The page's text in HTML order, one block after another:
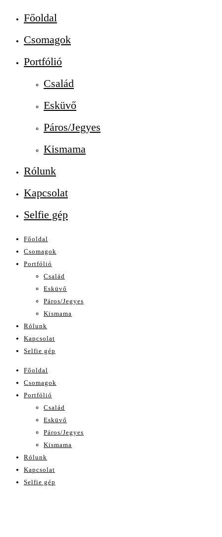
Főoldal
Csomagok
Portfólió
Család
Esküvő
Páros/Jegyes
Kismama
Rólunk
Kapcsolat
Selfie gép
Főoldal
Csomagok
Portfólió
Család
Esküvő
Páros/Jegyes
Kismama
Rólunk
Kapcsolat
Selfie gép
Főoldal
Csomagok
Portfólió
Család
Esküvő
Páros/Jegyes
Kismama
Rólunk
Kapcsolat
Selfie gép